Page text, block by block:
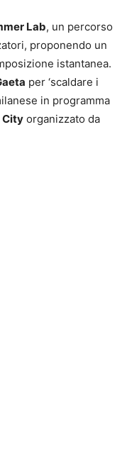
Lab, un percorso
proponendo un
istantanea.
per ‘scaldare i
in programma
City organizzato da